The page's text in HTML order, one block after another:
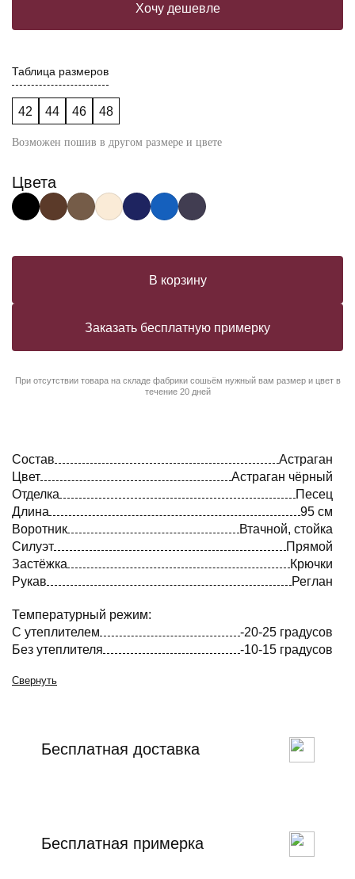
Хочу дешевле
Таблица размеров
42 44 46 48
Возможен пошив в другом размере и цвете
Цвета
В корзину
Заказать бесплатную примерку
При отсутствии товара на складе фабрики сошьём нужный вам размер и цвет в
течение 20 дней
Состав
Астраган
Цвет
Астраган чёрный
Отделка
Песец
Длина
95 см
Воротник
Втачной, стойка
Силуэт
Прямой
Застёжка
Крючки
Рукав
Реглан
Температурный режим:
С утеплителем
-20-25 градусов
Без утеплителя
-10-15 градусов
Свернуть
Бесплатная доставка
Бесплатная примерка